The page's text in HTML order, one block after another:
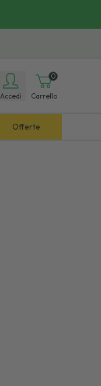
Accedi
0
Carrello
Offerte